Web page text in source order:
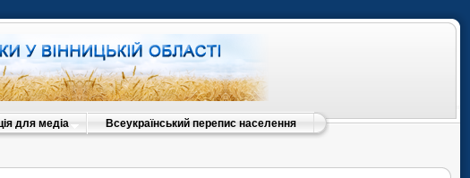
для медіа Всеукраїнський перепис населення